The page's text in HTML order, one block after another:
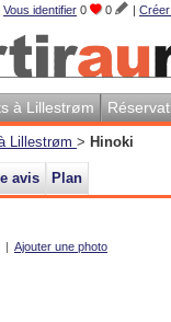
Vous identifier 0 0 |
à Lillestrøm
Lillestrøm > Hinoki
avis Plan
| Ajouter une photo